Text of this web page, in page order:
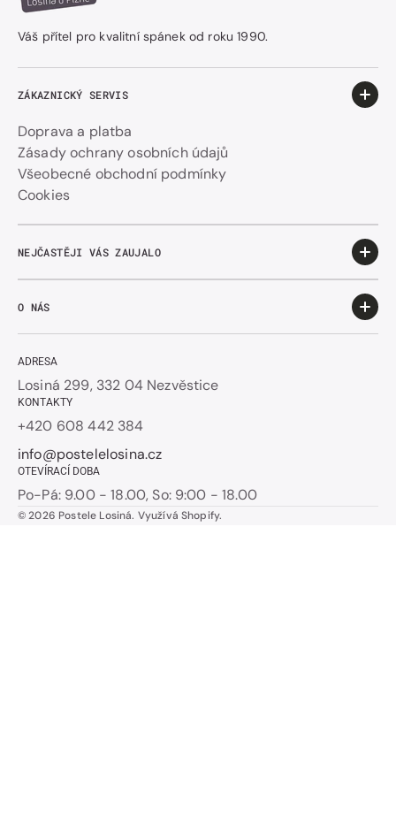
Váš přítel pro kvalitní spánek od roku 1990.
ZÁKAZNICKÝ SERVIS
Doprava a platba
Zásady ochrany osobních údajů
Všeobecné obchodní podmínky
Cookies
NEJČASTĚJI VÁS ZAUJALO
O NÁS
ADRESA
Losiná 299, 332 04 Nezvěstice
KONTAKTY
+420 608 442 384
info@postelelosina.cz
OTEVÍRACÍ DOBA
Po-Pá: 9.00 - 18.00, So: 9:00 - 18.00
© 2026 Postele Losiná. Využívá Shopify.